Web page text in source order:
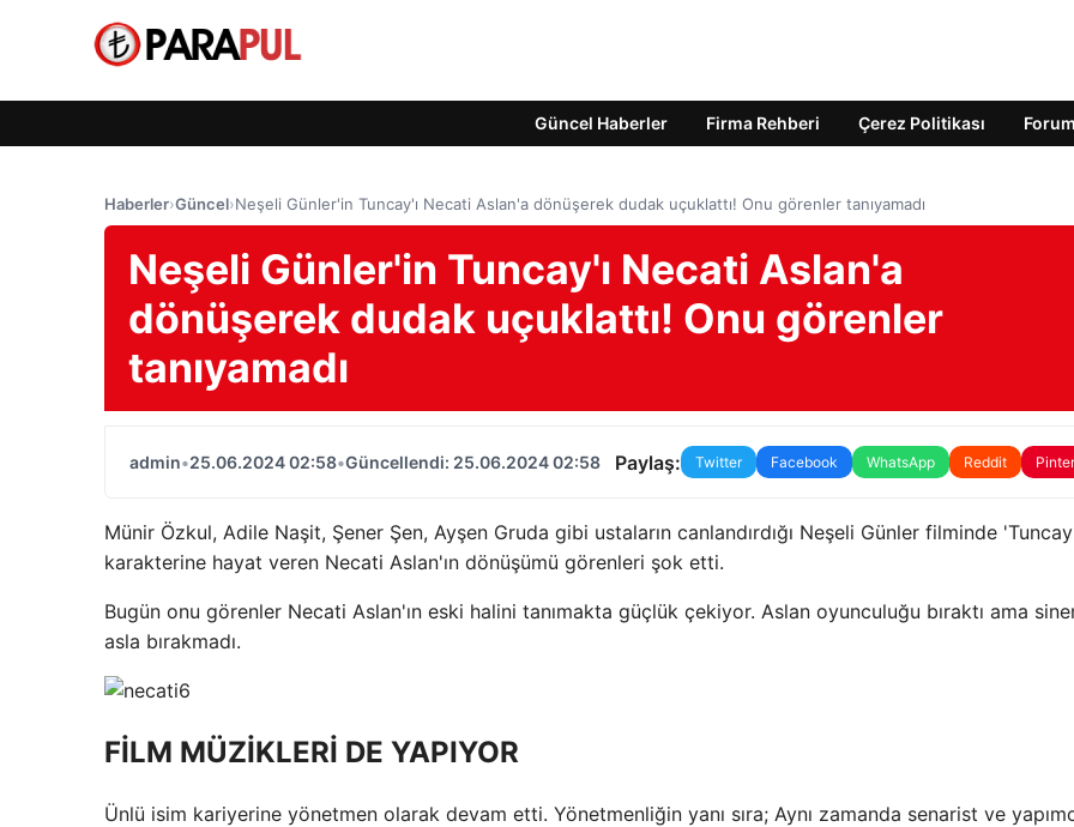
Güncel Haberler Firma Rehberi Çerez Politikası Forum
Haberler›Güncel›Neşeli Günler'in Tuncay'ı Necati Aslan'a dönüşerek dudak uçuklattı! Onu görenler tanıyamadı
Neşeli Günler'in Tuncay'ı Necati Aslan'a
dönüşerek dudak uçuklattı! Onu görenler
tanıyamadı
admin•25.06.2024 02:58•Güncellendi: 25.06.2024 02:58 Paylaş: Twitter Facebook WhatsApp Reddit
Münir Özkul, Adile Naşit, Şener Şen, Ayşen Gruda gibi ustaların canlandırdığı Neşeli Günler filminde
karakterine hayat veren Necati Aslan'ın dönüşümü görenleri şok etti.
Bugün onu görenler Necati Aslan'ın eski halini tanımakta güçlük çekiyor. Aslan oyunculuğu bıraktı ama
asla bırakmadı.
FİLM MÜZİKLERİ DE YAPIYOR
Ünlü isim kariyerine yönetmen olarak devam etti. Yönetmenliğin yanı sıra; Aynı zamanda senarist ve